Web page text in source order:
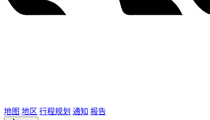
地图 地区 行程规划 通知 报告